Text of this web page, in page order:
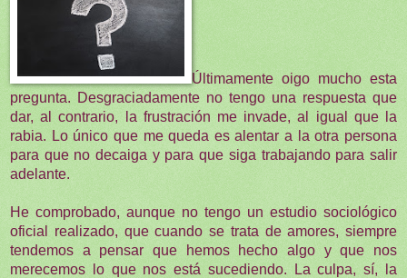
Últimamente oigo mucho esta
pregunta. Desgraciadamente no tengo una respuesta que
dar, al contrario, la frustración me invade, al igual que la
rabia. Lo único que me queda es alentar a la otra persona
para que no decaiga y para que siga trabajando para salir
adelante.
He comprobado, aunque no tengo un estudio sociológico
oficial realizado, que cuando se trata de amores, siempre
tendemos a pensar que hemos hecho algo y que nos
merecemos lo que nos está sucediendo. La culpa, sí, la